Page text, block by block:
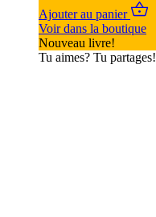
Ajouter au panier
Voir dans la boutique
Nouveau livre!
Tu aimes? Tu partages!